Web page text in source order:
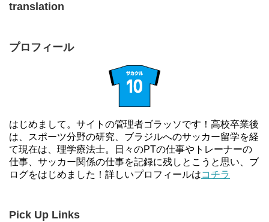
translation
プロフィール
はじめまして。サイトの管理者ゴラッソです！高校卒業後
は、スポーツ分野の研究、ブラジルへのサッカー留学を経
て現在は、理学療法士。日々のPTの仕事やトレーナーの
仕事、サッカー関係の仕事を記録に残しとこうと思い、ブ
ログをはじめました！詳しいプロフィールはコチラ
Pick Up Links